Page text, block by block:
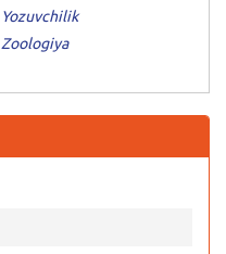
Yozuvchilik
Zoologiya